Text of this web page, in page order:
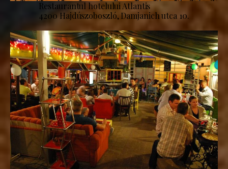
Restaurantul hotelului Atlantis
4200 Hajdúszoboszló, Damjanich utca 10.